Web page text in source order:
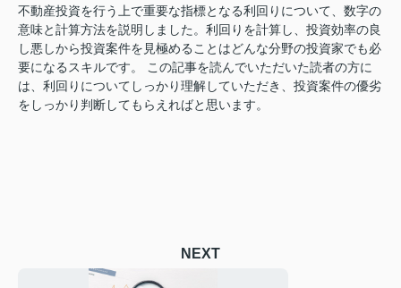
不動産投資を行う上で重要な指標となる利回りについて、数字の
意味と計算方法を説明しました。利回りを計算し、投資効率の良
し悪しから投資案件を見極めることはどんな分野の投資家でも必
要になるスキルです。 この記事を読んでいただいた読者の方に
は、利回りについてしっかり理解していただき、投資案件の優劣
をしっかり判断してもらえればと思います。
NEXT